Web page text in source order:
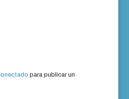
para publicar un